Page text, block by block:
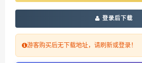
登录后下载
游客购买后无下载地址，请刷新或登录！